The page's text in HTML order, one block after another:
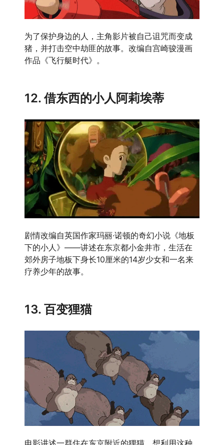
为了保护身边的人，主角影片被自己诅咒而变成
猪，并打击空中劫匪的故事。改编自宫崎骏漫画
作品《飞行艇时代》。
12. 借东西的小人阿莉埃蒂
剧情改编自英国作家玛丽·诺顿的奇幻小说《地板
下的小人》——讲述在东京都小金井市，生活在
郊外房子地板下身长10厘米的14岁少女和一名来
疗养少年的故事。
13. 百变狸猫
电影讲述一群住在东京附近的狸猫，想利用这种